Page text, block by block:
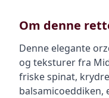
Om denne
Denne elegante
og teksturer fra
friske spinat,